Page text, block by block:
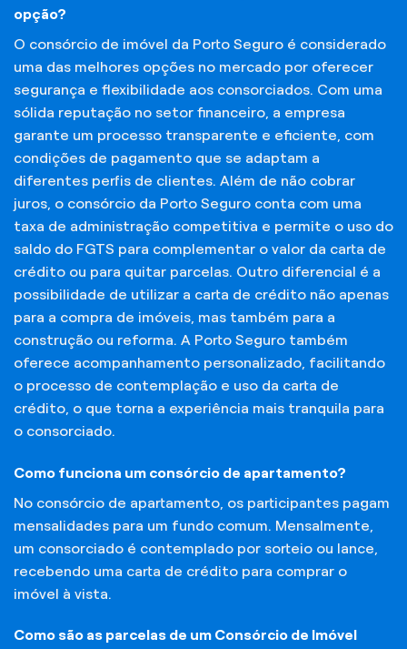
opção?
O consórcio de imóvel da Porto Seguro é considerado
uma das melhores opções no mercado por oferecer
segurança e flexibilidade aos consorciados. Com uma
sólida reputação no setor financeiro, a empresa
garante um processo transparente e eficiente, com
condições de pagamento que se adaptam a
diferentes perfis de clientes. Além de não cobrar
juros, o consórcio da Porto Seguro conta com uma
taxa de administração competitiva e permite o uso do
saldo do FGTS para complementar o valor da carta de
crédito ou para quitar parcelas. Outro diferencial é a
possibilidade de utilizar a carta de crédito não apenas
para a compra de imóveis, mas também para a
construção ou reforma. A Porto Seguro também
oferece acompanhamento personalizado, facilitando
o processo de contemplação e uso da carta de
crédito, o que torna a experiência mais tranquila para
o consorciado.
Como funciona um consórcio de apartamento?
No consórcio de apartamento, os participantes pagam
mensalidades para um fundo comum. Mensalmente,
um consorciado é contemplado por sorteio ou lance,
recebendo uma carta de crédito para comprar o
imóvel à vista.
Como são as parcelas de um Consórcio de Imóvel